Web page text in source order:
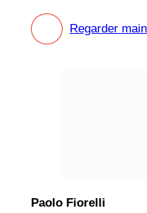
Regarder
Paolo Fiorelli